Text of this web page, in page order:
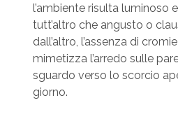
l’ambiente risulta luminoso
tutt’altro che angusto o
dall’altro, l’assenza di
mimetizza l’arredo sulle
sguardo verso lo scorcio
giorno.